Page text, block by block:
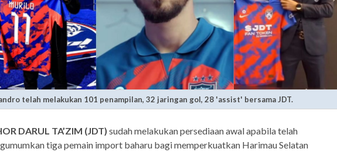
telah melakukan 101 penampilan, 32 jaringan gol, 28 'assist' bersama JDT.
DARUL TA’ZIM (JDT) sudah melakukan persediaan awal apabila telah
tiga pemain import baharu bagi memperkuatkan Harimau Selatan